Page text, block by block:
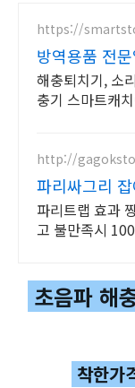
https://
방역용품 전
해충퇴치기, 소
충기 스마트캐
http://
파리싸그리
파리트랩 효과
고 불만족시
초음파 해
착한가